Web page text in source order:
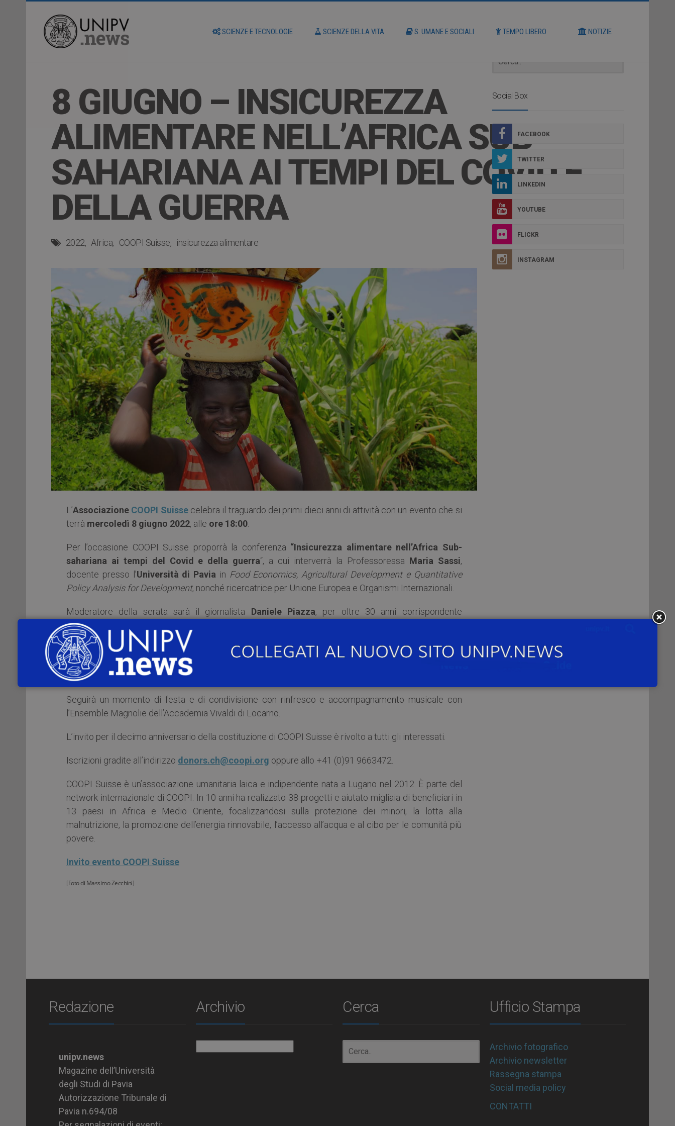
SCIENZE E TECNOLOGIE SCIENZE DELLA VITA S. UMANE E SOCIALI TEMPO LIBERO NOTIZIE
8 GIUGNO – INSICUREZZA
ALIMENTARE NELL’AFRICA SUB-
SAHARIANA AI TEMPI DEL COVID E
DELLA GUERRA
2022 Africa COOPI Suisse insicurezza alimentare
L’Associazione COOPI Suissecelebra il traguardo dei primi dieci anni di attività con un evento che si
terrà mercoledì 8 giugno 2022, alle ore 18:00
Per l’occasione COOPI Suisse proporrà la conferenza “Insicurezza alimentare nell’Africa Sub-
sahariana ai tempi del Covid e della guerra“, a cui interverrà la Professoressa Maria Sassi,
docente presso l’Università di Pavia in Food Economics, Agricultural Development e Quantitative
Policy Analysis for Development, nonché ricercatrice per Unione Europea e Organismi Internazionali.
Moderatore della serata sarà il giornalista Daniele Piazza, per oltre 30 anni corrispondente
parlamentare a Berna per la RSI (Radiotelevisione della Svizzera Italiana).
Presenti i rappresentanti della Città di Lugano e della Federazione delle ONG della Svizzera italiana
(FOSIT), del Presidente della Fondazione COOPI e della Presidente di COOPI Suisse, i quali porteranno
i loro saluti.
Seguirà un momento di festa e di condivisione con rinfresco e accompagnamento musicale con
l’Ensemble Magnolie dell’Accademia Vivaldi di Locarno.
L’invito per il decimo anniversario della costituzione di COOPI Suisse è rivolto a tutti gli interessati.
Iscrizioni gradite all’indirizzo donors.ch@coopi.org oppure allo +41 (0)91 9663472.
COOPI Suisse è un’associazione umanitaria laica e indipendente nata a Lugano nel 2012. È parte del
network internazionale di COOPI. In 10 anni ha realizzato 38 progetti e aiutato migliaia di beneficiari in
13 paesi in Africa e Medio Oriente, focalizzandosi sulla protezione dei minori, la lotta alla
malnutrizione, la promozione dell’energia rinnovabile, l’accesso all’acqua e al cibo per le comunità più
povere.
Invito evento COOPI Suisse
[Foto di Massimo Zecchini]
Social Box
FACEBOOK
TWITTER
LINKEDIN
YOUTUBE
FLICKR
INSTAGRAM
Redazione
unipv.news
Magazine dell’Università
degli Studi di Pavia
Autorizzazione Tribunale di
Pavia n.694/08
Archivio Cerca Ufficio Stampa
Archivio fotografico
Archivio newsletter
Rassegna stampa
Social media policy
CONTATTI